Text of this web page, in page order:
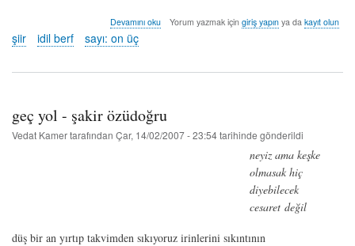
ay
çiçek
-
berf
Devamını oku Yorum yazmak için giriş yapınya da kayıt olun
şiir idil berf sayı: on üç
geç yol - şakir özüdoğru
Vedat Kamertarafından Çar, 14/02/2007 - 23:54tarihinde gönderildi
neyiz ama keşke
olmasak hiç
diyebilecek
cesaret değil
düş bir an yırtıp takvimden sıkıyoruz irinlerini sıkıntının